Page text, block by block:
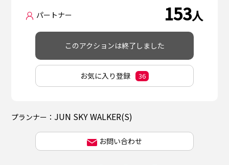
パートナー 153人
このアクションは終了しました
お気に入り登録 36
プランナー： JUN SKY WALKER(S)
お問い合わせ